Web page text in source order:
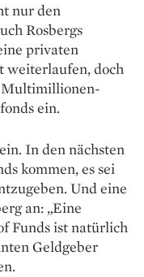
nur den
Rosbergs
privaten
weiterlaufen, doch
Multimillionen-
ein.
In den nächsten
kommen, es sei
Und eine
an: „Eine
Funds ist natürlich
Geldgeber